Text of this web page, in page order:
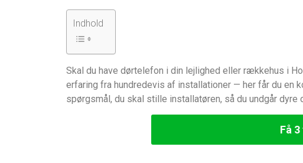
Indhold
Skal du have dørtelefon i din lejlighed eller rækkehus i
erfaring fra hundredevis af installationer — her får du
spørgsmål, du skal stille installatøren, så du undgår dyre
Få